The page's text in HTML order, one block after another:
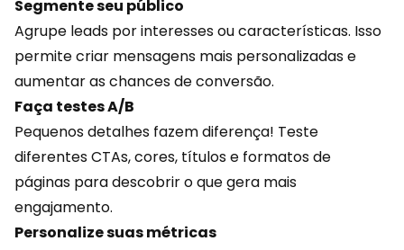
Segmente seu público
Agrupe leads por interesses ou características. Isso
permite criar mensagens mais personalizadas e
aumentar as chances de conversão.
Faça testes A/B
Pequenos detalhes fazem diferença! Teste
diferentes CTAs, cores, títulos e formatos de
páginas para descobrir o que gera mais
engajamento.
Personalize suas métricas